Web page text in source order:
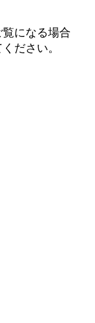
になる場合
ださい。